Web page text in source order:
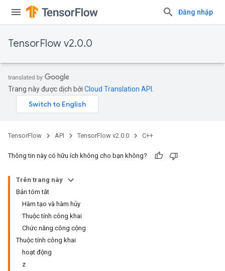
Đăng nhập
TensorFlow v2.0.0
Trang này được dịch bởi Cloud Translation API
TensorFlow API TensorFlow v2.0.0 C++
Thông tin này có hữu ích không cho bạn không?
Trên trang này
Bản tóm tắt
Hàm tạo và hàm hủy
Thuộc tính công khai
Chức năng công cộng
Thuộc tính công khai
hoạt động
z